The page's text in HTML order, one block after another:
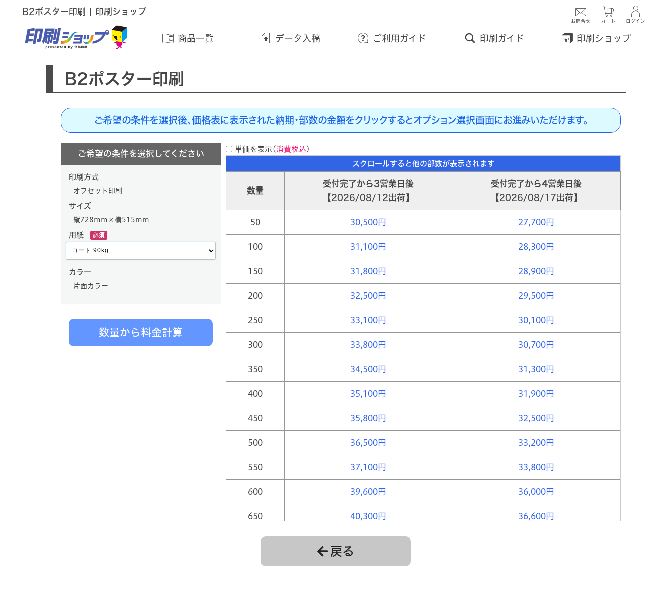
B2ポスター印刷 | 印刷ショップ
お問合せ カート ログイン
商品一覧 データ入稿 ご利用ガイド 印刷ガイド 印刷ショップ
B2ポスター印刷
ご希望の条件を選択後、価格表に表示された納期・部数の金額をクリックするとオプション選択画面にお進みいただけます。
ご希望の条件を選択してください
印刷方式
オフセット印刷
サイズ
縦728mm×横515mm
用紙 必須
カラー
片面カラー
数量から料金計算
単価を表示( 消費税込 )
数量
受付完了から3営業日後
2026/08/12出荷
受付完了から4営業日後
2026/08/17出荷
50 30,500円 27,700円
100 31,100円 28,300円
150 31,800円 28,900円
200 32,500円 29,500円
250 33,100円 30,100円
300 33,800円 30,700円
350 34,500円 31,300円
400 35,100円 31,900円
450 35,800円 32,500円
500 36,500円 33,200円
550 37,100円 33,800円
600 39,600円 36,000円
650 40,300円 36,600円
700
750 41,600円
戻る